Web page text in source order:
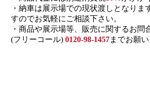
・納車は展示場での現状渡しとなりま
すのでお気軽にご相談下さい。
・商品や展示場等、販売に関するお問
(フリーコール) 0120-98-1457までお願い